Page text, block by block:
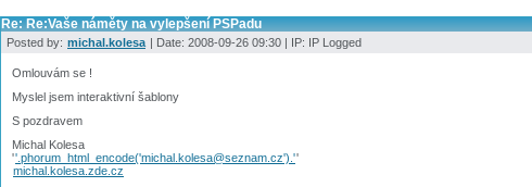
Re: Re:Vaše náměty na vylepšení PSPadu
Posted by: michal.kolesa | Date: 2008-09-26 09:30 | IP: IP Logged
Omlouvám se !
Myslel jsem interaktivní šablony
S pozdravem
Michal Kolesa
''.phorum_html_encode('michal.kolesa@seznam.cz').''
michal.kolesa.zde.cz